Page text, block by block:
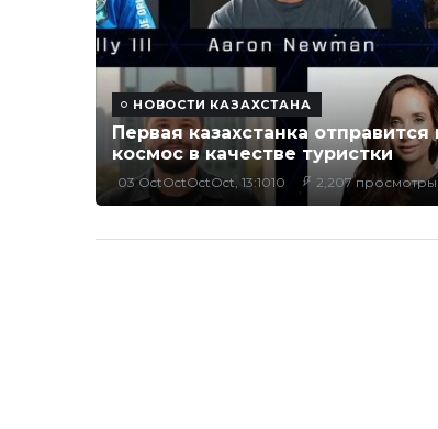
НОВОСТИ КАЗАХСТАНА
Первая казахстанка отправится
космос в качестве туристки
03 OctOctOctOct, 13:1010 2,207 просмотры